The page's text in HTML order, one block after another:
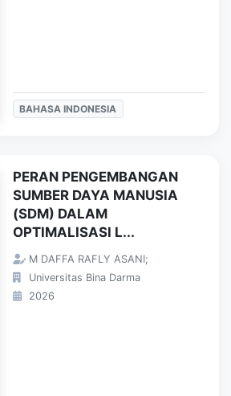
BAHASA INDONESIA
PERAN PENGEMBANGAN
SUMBER DAYA MANUSIA
(SDM) DALAM
OPTIMALISASI L...
M DAFFA RAFLY ASANI;
Universitas Bina Darma
2026